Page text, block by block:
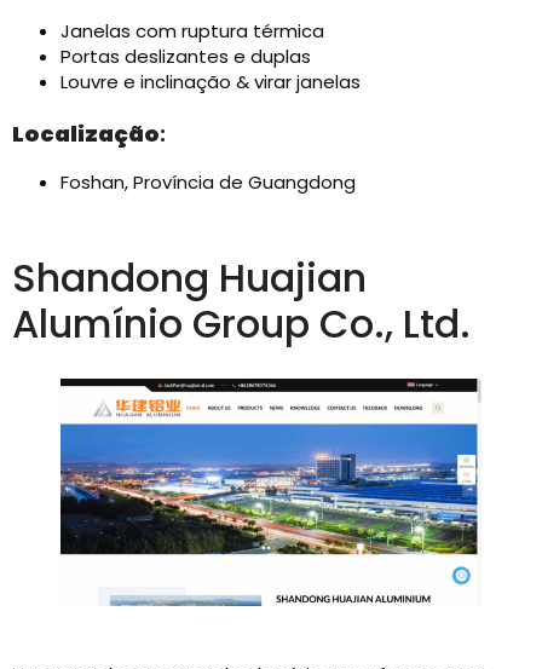
Janelas com ruptura térmica
Portas deslizantes e duplas
Louvre e inclinação & virar janelas
Localização:
Foshan, Província de Guangdong
Shandong Huajian
Alumínio Group Co., Ltd.